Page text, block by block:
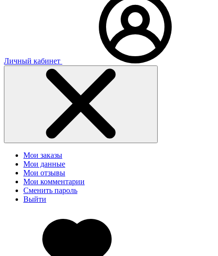
Личный кабинет
Мои заказы
Мои данные
Мои отзывы
Мои комментарии
Сменить пароль
Выйти